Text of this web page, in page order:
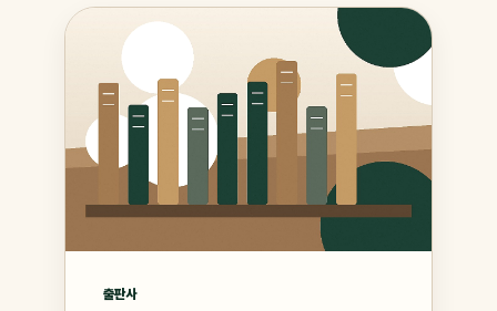
출판사